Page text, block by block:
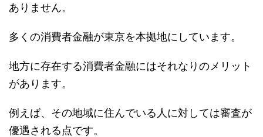
ありません。
多くの消費者金融が東京を本拠地にしています。
地方に存在する消費者金融にはそれなりのメリット
があります。
例えば、その地域に住んでいる人に対しては審査が
優遇される点です。